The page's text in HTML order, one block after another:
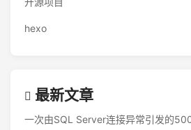
hexo
最新文章
一次由SQL Server连接异常引发的